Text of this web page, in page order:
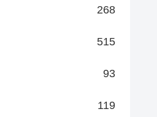
268
515
93
119